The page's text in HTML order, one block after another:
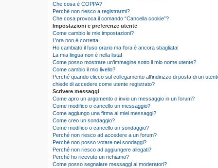
Che cosa è COPPA?
Perché non riesco a registrarmi?
Che cosa provoca il comando “Cancella cookie”?
Impostazioni e preferenze utente
Come cambio le mie impostazioni?
L’ora non è corretta!
Ho cambiato il fuso orario ma l’ora è ancora sbagliata!
La mia lingua non è nella lista!
Come posso mostrare un’immagine sotto il mio nome utente?
Come cambio il mio livello?
Perché quando clicco sul collegamento all’indirizzo di posta di un
chiede di accedere come utente registrato?
Scrivere messaggi
Come apro un argomento o invio un messaggio in un forum?
Come modifico o cancello un messaggio?
Come aggiungo una firma ai miei messaggi?
Come creo un sondaggio?
Come modifico o cancello un sondaggio?
Perché non riesco ad accedere a un forum?
Perché non posso votare nei sondaggi?
Perché non riesco ad aggiungere allegati?
Perché ho ricevuto un richiamo?
Come posso segnalare messaggi ai moderatori?